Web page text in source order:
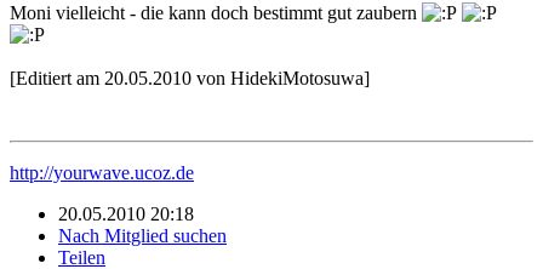
Moni vielleicht - die kann doch bestimmt gut zaubern
[Editiert am 20.05.2010 von HidekiMotosuwa]
http://yourwave.ucoz.de
20.05.2010 20:18
Nach Mitglied suchen
Teilen